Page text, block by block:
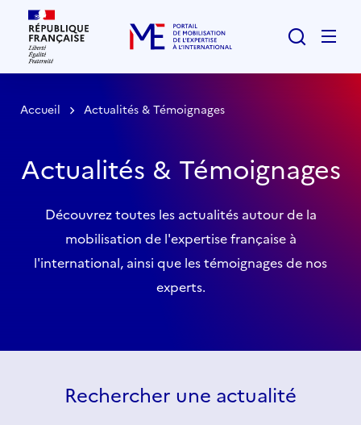
Rechercher
Accueil Actualités & Témoignages
Actualités & Témoignages
Découvrez toutes les actualités autour de la
mobilisation de l'expertise française à
l'international, ainsi que les témoignages de nos
experts.
Rechercher une actualité